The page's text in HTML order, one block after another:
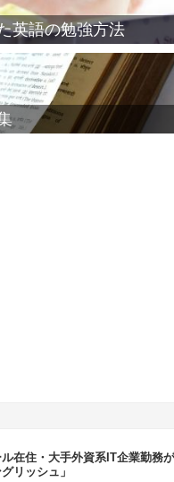
英語の勉強方法
在住・大手外資系IT企業勤務
リッシュ」